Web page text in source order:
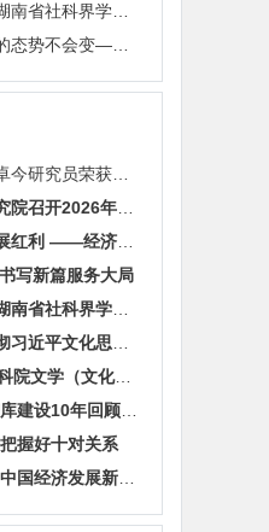
关于开展第十六届湖南省社科界学术年会征文活动的通知
湖南经济长期向好的态势不会变——经济学专家谈湖南经济形势
湖南省社会科学院卓今研究员荣获第九届鲁迅文学奖
上海市发展改革研究院召开2026年半年度工作会议
读懂“一带一部”发展红利 ——经济学专家谈湖南区位优势
写新篇服务大局
关于开展第十六届湖南省社科界学术年会征文活动的通知
第28届全国地方社科院文学（文化）所所长联席会暨“数智时代地方文化IP建设”学术研讨
周湘智:我国地方智库建设10年回顾与展望
握好十对关系
陆铭:洞见“十五五”中国经济发展新趋势——对话上海交通大学中国发展研究院执行院长陆铭